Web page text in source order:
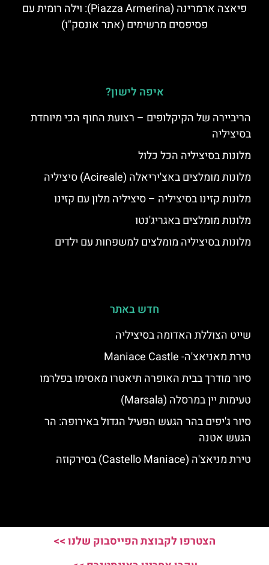
פיאצה ארמרינה (Piazza Armerina): וילה רומית עם
פסיפסים מרשימים (אתר אונסק"ו)
איפה לישון?
הריביירה של הקיקלופים – רצועת החוף הכי מיוחדת
בסיציליה
מלונות בסיציליה הכל כלול
מלונות מומלצים באצ'יריאלה (Acireale) סיציליה
מלונות קזינו בסיציליה – סיציליה מלון עם קזינו
מלונות מומלצים באגריג'נטו
מלונות בסיציליה מומלצים למשפחות עם ילדים
חדש באתר
שייט הצוללת האדומה בסיציליה
טירת מאניאצ'ה- Maniace Castle
סיור מודרך בבית האופרה תיאטרו מאסימו בפלרמו
טעימות יין במרסלה (Marsala)
סיור ג'יפים בהר הגעש הפעיל הגדול באירופה: הר
הגעש אטנה
טירת מניאצ'ה (Castello Maniace) בסירקוזה
הצטרפו לקבוצת הפייסבוק שלנו >>